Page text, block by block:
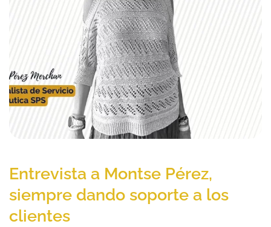
Entrevista a Montse Pérez,
siempre dando soporte a los
clientes